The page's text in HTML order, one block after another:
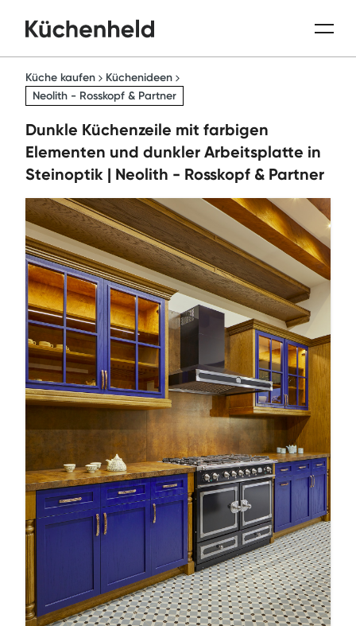
Küche kaufen
Küchenideen
Neolith - Rosskopf & Partner
Dunkle Küchenzeile mit farbigen
Elementen und dunkler Arbeitsplatte in
Steinoptik | Neolith - Rosskopf & Partner